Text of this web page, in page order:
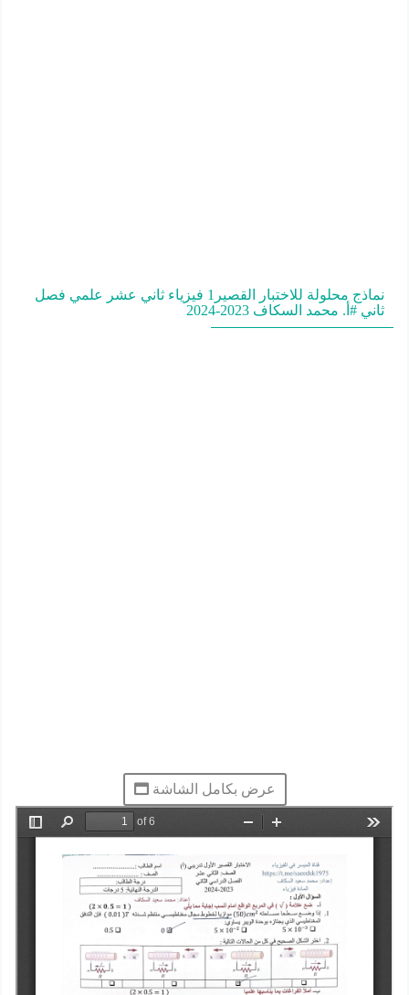
نماذج محلولة للاختبار القصير1 فيزياء ثاني عشر علمي فصل
ثاني #أ. محمد السكاف 2023-2024
عرض بكامل الشاشة